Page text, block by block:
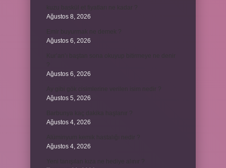
Ağustos 8, 2026
Ağustos 6, 2026
Ağustos 6, 2026
Ağustos 5, 2026
Ağustos 4, 2026
Ağustos 4, 2026